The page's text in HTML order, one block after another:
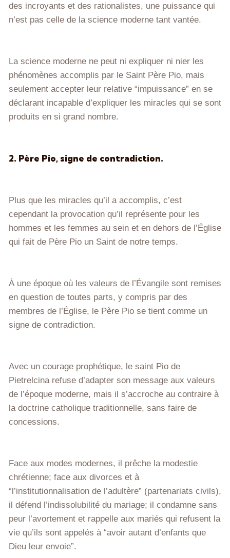
des incroyants et des rationalistes, une puissance qui
n’est pas celle de la science moderne tant vantée.
La science moderne ne peut ni expliquer ni nier les
phénomènes accomplis par le Saint Père Pio, mais
seulement accepter leur relative “impuissance” en se
déclarant incapable d’expliquer les miracles qui se sont
produits en si grand nombre.
2. Père Pio, signe de contradiction.
Plus que les miracles qu’il a accomplis, c’est
cependant la provocation qu’il représente pour les
hommes et les femmes au sein et en dehors de l’Église
qui fait de Père Pio un Saint de notre temps.
À une époque où les valeurs de l’Évangile sont remises
en question de toutes parts, y compris par des
membres de l’Église, le Père Pio se tient comme un
signe de contradiction.
Avec un courage prophétique, le saint Pio de
Pietrelcina refuse d’adapter son message aux valeurs
de l’époque moderne, mais il s’accroche au contraire à
la doctrine catholique traditionnelle, sans faire de
concessions.
Face aux modes modernes, il prêche la modestie
chrétienne; face aux divorces et à
“l’institutionnalisation de l’adultère” (partenariats civils),
il défend l’indissolubilité du mariage; il condamne sans
peur l’avortement et rappelle aux mariés qui refusent la
vie qu’ils sont appelés à “avoir autant d’enfants que
Dieu leur envoie”.